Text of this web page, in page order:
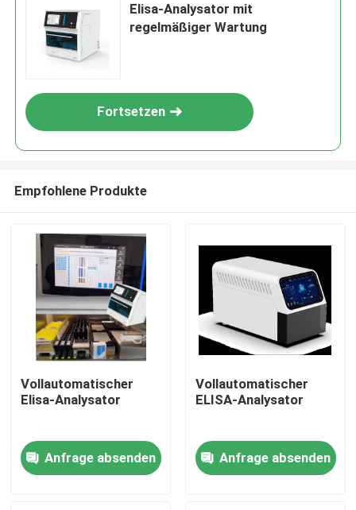
Produkte
Elisa-Analysator mit
regelmäßiger Wartung
Fortsetzen
Empfohlene Produkte
Vollautomatischer
Elisa-Analysator
Anfrage absenden
Vollautomatischer
ELISA-Analysator
Anfrage absenden